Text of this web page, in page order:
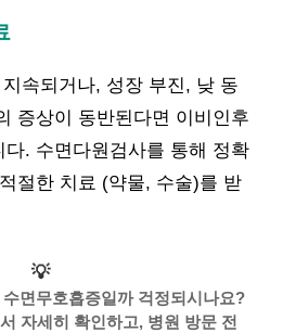
속되거나, 성장 부진, 낮 동
증상이 동반된다면 이비인후
. 수면다원검사를 통해 정확
절한 치료 (약물, 수술)를 받
💡
면무호흡증일까 걱정되시나요?
자세히 확인하고, 병원 방문 전